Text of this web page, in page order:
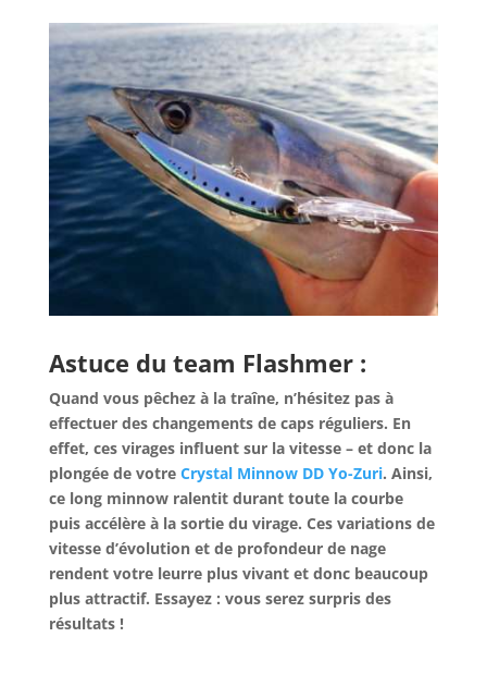
Astuce du team Flashmer :
Quand vous pêchez à la traîne, n’hésitez pas à
effectuer des changements de caps réguliers. En
effet, ces virages influent sur la vitesse – et donc la
plongée de votre Crystal Minnow DD Yo-Zuri. Ainsi,
ce long minnow ralentit durant toute la courbe
puis accélère à la sortie du virage. Ces variations de
vitesse d’évolution et de profondeur de nage
rendent votre leurre plus vivant et donc beaucoup
plus attractif. Essayez : vous serez surpris des
résultats !